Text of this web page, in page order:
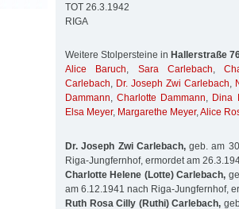
TOT 26.3.1942
RIGA
Weitere Stolpersteine in Hallerstraße
Alice Baruch, Sara Carlebach,
Carlebach, Dr. Joseph Zwi Carlebach,
Dammann,Charlotte Dammann, Dina
Elsa Meyer, Margarethe Meyer,Alice
Dr. Joseph Zwi Carlebach,geb. am
Riga-Jungfernhof, ermordet am
Charlotte Helene (Lotte) Carlebach,
am 6.12.1941 nach Riga-Jungfernhof,
Ruth Rosa Cilly (Ruthi) Carlebach,